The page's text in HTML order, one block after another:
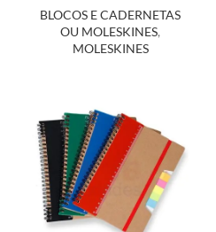
BLOCOS E CADERNETAS
OU MOLESKINES,
MOLESKINES